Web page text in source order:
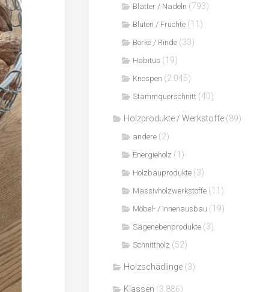
Blätter / Nadeln (793)
Blüten / Früchte (11)
Borke / Rinde (33)
Habitus (19)
Knospen (2.045)
Stammquerschnitt (40)
Holzprodukte / Werkstoffe (89)
andere (2)
Energieholz (1)
Holzbauprodukte (3)
Massivholzwerkstoffe (11)
Möbel- / Innenausbau (19)
Sägenebenprodukte (3)
Schnittholz (52)
Holzschädlinge (3)
Klassen (3.886)